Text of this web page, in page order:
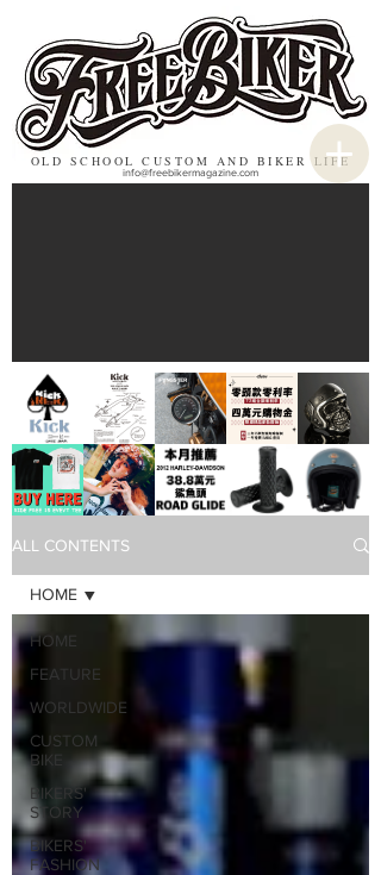
OLD SCHOOL CUSTOM AND BIKER LIFE
info@freebikermagazine.com
ALL CONTENTS
HOME
FEATURE
WORLDWIDE
CUSTOM
BIKE
BIKERS'
STORY
BIKERS'
FASHION
HOME